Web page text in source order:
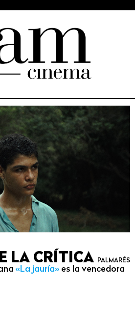
LA CRÍTICA PALMARÉS
«La jauría» es la vencedora